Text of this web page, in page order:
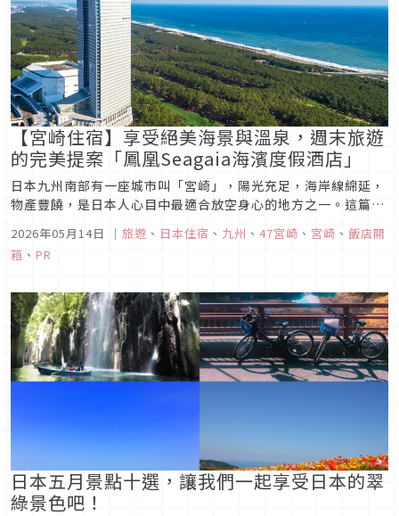
【宮崎住宿】享受絕美海景與溫泉，週末旅遊
的完美提案「鳳凰Seagaia海濱度假酒店」
日本九州南部有一座城市叫「宮崎」，陽光充足，海岸線綿延，
物產豐饒，是日本人心目中最適合放空身心的地方之一。這篇要
店（Phoenix Seagaia Resort）」。
2026年05月14日 ｜ 旅遊 、 日本住宿 、 九州 、 47宮崎 、 宮崎 、 飯店開
箱 、 PR
日本五月景點十選，讓我們一起享受日本的翠
綠景色吧！